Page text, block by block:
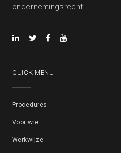
ondernemingsrecht.
QUICK MENU
Procedures
Voor wie
Werkwijze